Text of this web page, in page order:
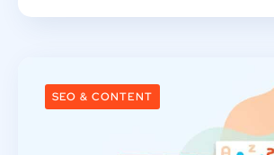
SEO & CONTENT